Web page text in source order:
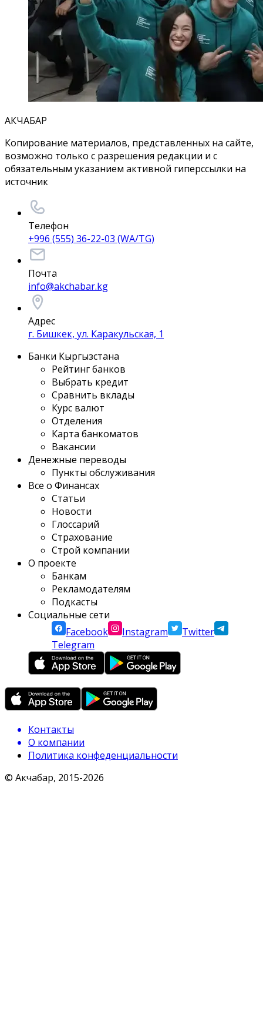
АКЧАБАР
Копирование материалов, представленных на сайте,
возможно только с разрешения редакции и с
обязательным указанием активной гиперссылки на
источник
Телефон
+996 (555) 36-22-03 (WA/TG)
Почта
info@akchabar.kg
Адрес
г. Бишкек, ул. Каракульская, 1
Банки Кыргызстана
Рейтинг банков
Выбрать кредит
Сравнить вклады
Курс валют
Отделения
Карта банкоматов
Вакансии
Денежные переводы
Пункты обслуживания
Все о Финансах
Статьи
Новости
Глоссарий
Страхование
Строй компании
О проекте
Банкам
Рекламодателям
Подкасты
Социальные сети
Facebook
Instagram
Twitter
Telegram
Контакты
О компании
Политика конфеденциальности
© Акчабар, 2015-2026